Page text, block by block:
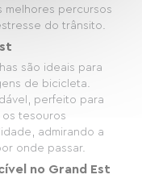
melhores percursos
do trânsito.
são ideais para
de bicicleta.
perfeito para
tesouros
admirando a
onde passar.
no Grand Est